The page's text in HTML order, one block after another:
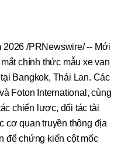
2026 /PRNewswire/ -- Mới
chính thức mẫu xe van
Bangkok, Thái Lan. Các
Foton International, cùng
chiến lược, đối tác tài
cơ quan truyền thông địa
để chứng kiến cột mốc